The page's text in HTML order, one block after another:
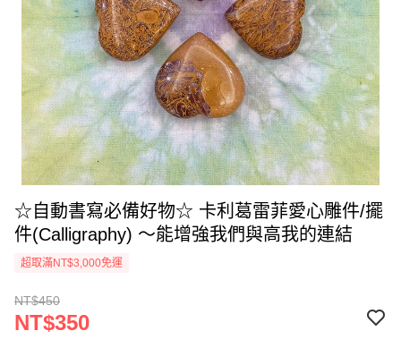
☆自動書寫必備好物☆ 卡利葛雷菲愛心雕件/擺
件(Calligraphy) ～能增強我們與高我的連結
超取滿NT$3,000免運
NT$450
NT$350